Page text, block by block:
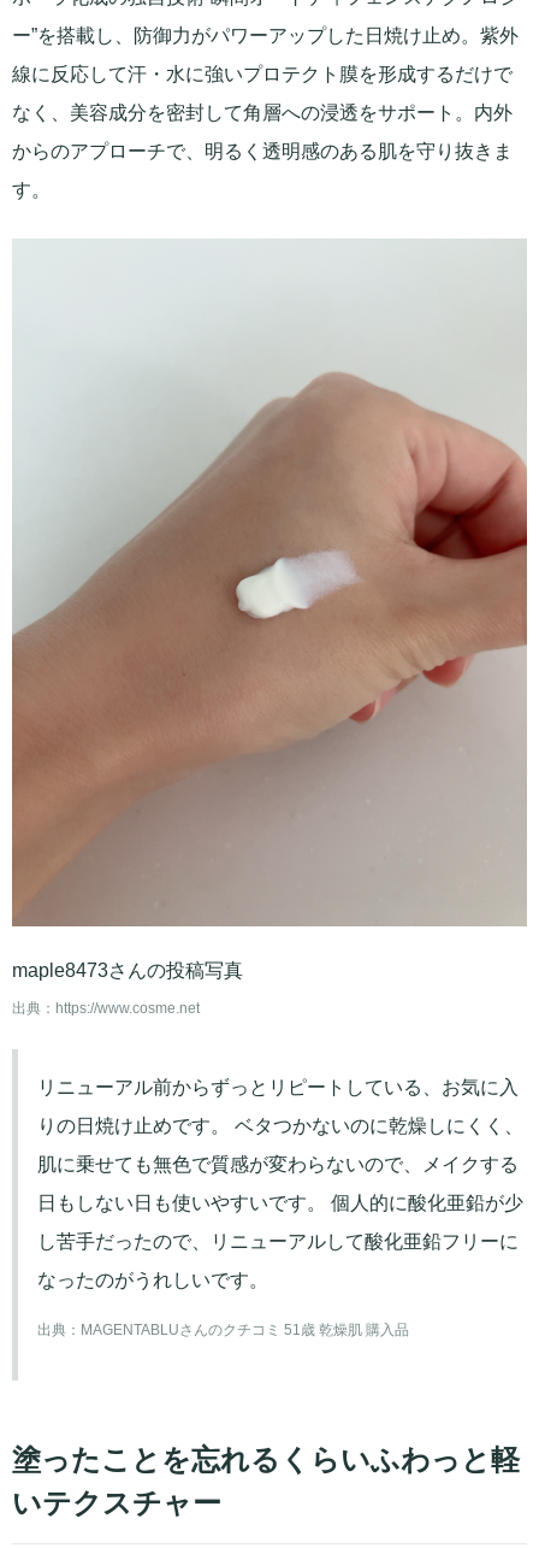
ー”を搭載し、防御力がパワーアップした日焼け止め。紫外
線に反応して汗・水に強いプロテクト膜を形成するだけで
なく、美容成分を密封して角層への浸透をサポート。内外
からのアプローチで、明るく透明感のある肌を守り抜きま
す。
maple8473さんの投稿写真
出典： https://www.cosme.net
リニューアル前からずっとリピートしている、お気に入
りの日焼け止めです。 ベタつかないのに乾燥しにくく、
肌に乗せても無色で質感が変わらないので、メイクする
日もしない日も使いやすいです。 個人的に酸化亜鉛が少
し苦手だったので、リニューアルして酸化亜鉛フリーに
なったのがうれしいです。
出典： MAGENTABLUさんのクチコミ 51歳 乾燥肌 購入品
塗ったことを忘れるくらいふわっと軽
いテクスチャー